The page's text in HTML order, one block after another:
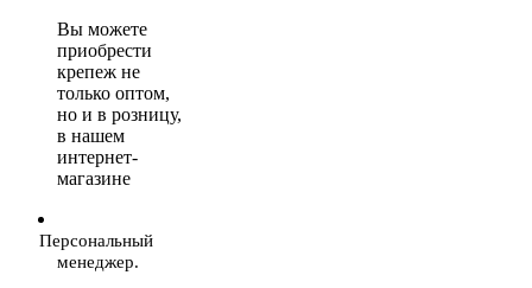
Вы можете
приобрести
крепеж не
только оптом,
но и в розницу,
в нашем
интернет-
магазине
Персональный
менеджер.